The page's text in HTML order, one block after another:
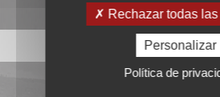
Rechazar todas
Personalizar
Política de